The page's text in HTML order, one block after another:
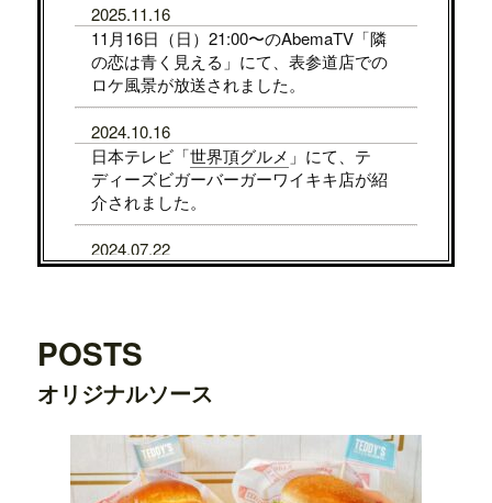
2025.11.16
11月16日（日）21:00〜のAbemaTV「隣
の恋は青く見える」にて、表参道店での
ロケ風景が放送されました。
2024.10.16
日本テレビ「世界頂グルメ 」にて、テ
ディーズビガーバーガーワイキキ店が紹
介されました。
2024.07.22
7/31から8/5まで、京都タカシマヤに、TE
2024.07.22
7/24から7/29まで、大阪タカシマヤに、T
でOPENします。
2024.03.20
POSTS
オリジナルソース